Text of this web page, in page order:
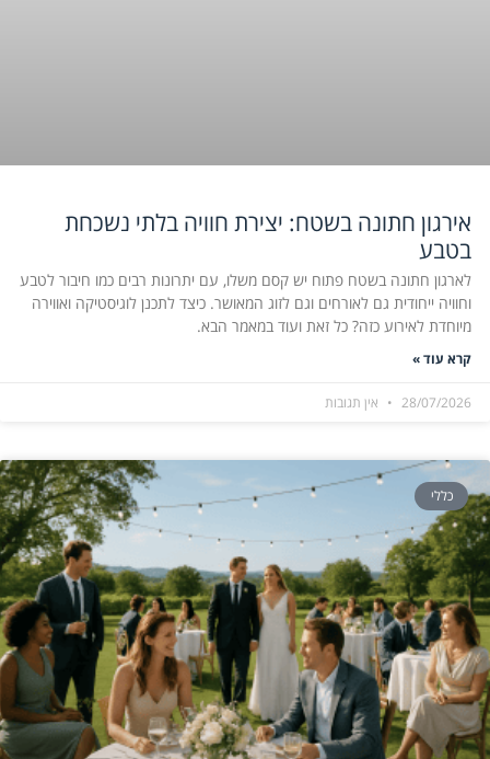
אירגון חתונה בשטח: יצירת חוויה בלתי נשכחת
בטבע
לארגון חתונה בשטח פתוח יש קסם משלו, עם יתרונות רבים כמו חיבור לטבע
וחוויה ייחודית גם לאורחים וגם לזוג המאושר. כיצד לתכנן לוגיסטיקה ואווירה
מיוחדת לאירוע כזה? כל זאת ועוד במאמר הבא.
קרא עוד »
28/07/2026 אין תגובות
כללי